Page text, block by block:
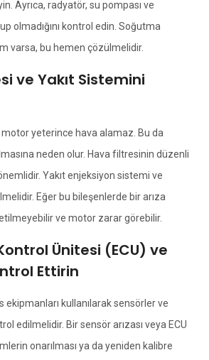
Ayrıca, radyatör, su pompası ve
olmadığını kontrol edin. Soğutma
varsa, bu hemen çözülmelidir.
ve Yakıt Sistemini
motor yeterince hava alamaz. Bu da
neden olur. Hava filtresinin düzenli
Yakıt enjeksiyon sistemi ve
Eğer bu bileşenlerde bir arıza
ve motor zarar görebilir.
Ünitesi (ECU) ve
Ettirin
kullanılarak sensörler ve
edilmelidir. Bir sensör arızası veya ECU
onarılması ya da yeniden kalibre